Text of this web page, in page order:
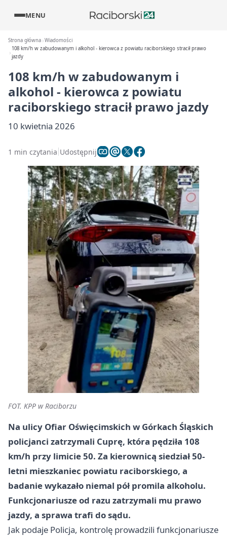
MENU
Strona główna Wiadomości
108 km/h w zabudowanym i alkohol - kierowca z powiatu raciborskiego stracił prawo
jazdy
108 km/h w zabudowanym i
alkohol - kierowca z powiatu
raciborskiego stracił prawo jazdy
10 kwietnia 2026
1 min czytania Udostępnij
FOT. KPP w Raciborzu
Na ulicy Ofiar Oświęcimskich w Górkach Śląskich
policjanci zatrzymali Cuprę, która pędziła 108
km/h przy limicie 50. Za kierownicą siedział 50-
letni mieszkaniec powiatu raciborskiego, a
badanie wykazało niemal pół promila alkoholu.
Funkcjonariusze od razu zatrzymali mu prawo
jazdy, a sprawa trafi do sądu.
Jak podaje Policja, kontrolę prowadzili funkcjonariusze